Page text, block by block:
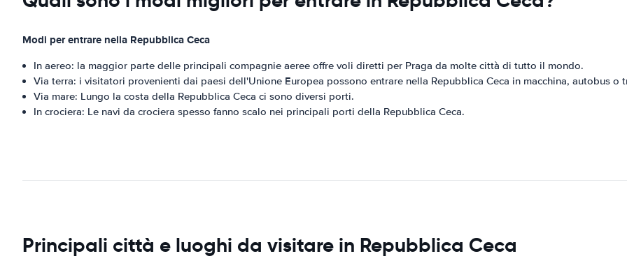
Modi per entrare nella Repubblica Ceca
In aereo: la maggior parte delle principali compagnie aeree offre voli diretti per Praga da molte città di tutto il mondo.
Via terra: i visitatori provenienti dai paesi dell'Unione Europea possono entrare nella Repubblica Ceca in macchina, autobus o
Via mare: Lungo la costa della Repubblica Ceca ci sono diversi porti.
In crociera: Le navi da crociera spesso fanno scalo nei principali porti della Repubblica Ceca.
Principali città e luoghi da visitare in Repubblica Ceca